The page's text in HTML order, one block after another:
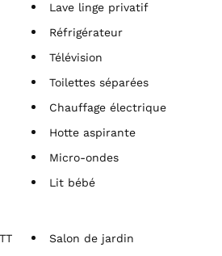
Lave linge privatif
Réfrigérateur
Télévision
Toilettes séparées
Chauffage électrique
Hotte aspirante
Micro-ondes
Lit bébé
Salon de jardin